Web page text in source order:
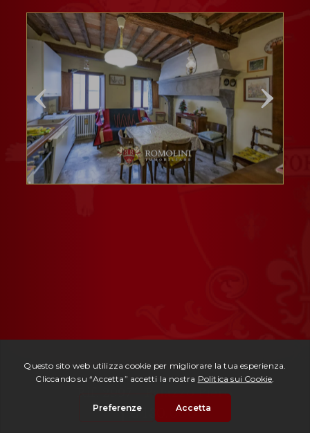
Palazzo Piero
| € 130.000